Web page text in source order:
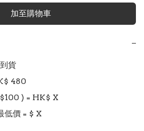
加至購物車
−
貨
480
) = HK$ X
低價 = $ X